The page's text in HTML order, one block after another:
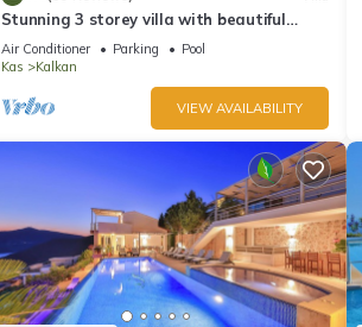
Stunning 3 storey villa with beautiful
views over Kalkan Bay .Heated Pool .
Air Conditioner Parking
Pool
Kas
Kalkan
VIEW AVAILABILITY